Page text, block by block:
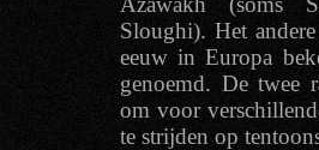
Sloughi). Het
eeuw in Europa
genoemd. De twee
om voor
te strijden op